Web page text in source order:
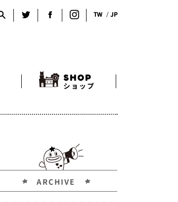
SHOP
ショップ
TW JP
ARCHIVE